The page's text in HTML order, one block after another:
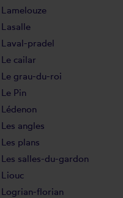
Lamelouze
Lasalle
Laval-pradel
Le cailar
Le grau-du-roi
Le Pin
Lédenon
Les angles
Les plans
Les salles-du-gardon
Liouc
Logrian-florian